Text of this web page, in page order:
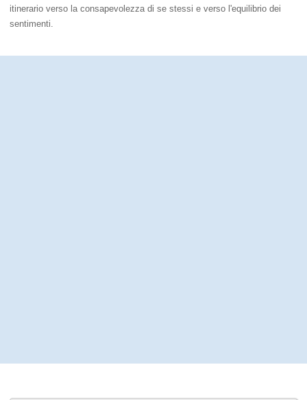
itinerario verso la consapevolezza di se stessi e verso l'equilibrio dei
sentimenti.